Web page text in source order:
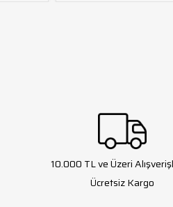
10.000 TL ve Üzeri
Ücretsiz Kargo